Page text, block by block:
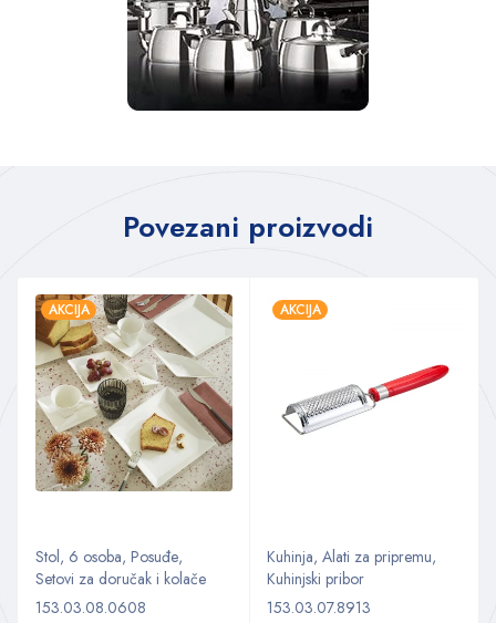
Povezani proizvodi
AKCIJA
Stol, 6 osoba, Posuđe,
Setovi za doručak i kolače
153.03.08.0608
AKCIJA
Kuhinja, Alati za pripremu,
Kuhinjski pribor
153.03.07.8913